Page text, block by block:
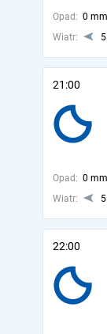
Opad: 0 mm
Wiatr:
21:00
Opad: 0 mm
Wiatr:
22:00